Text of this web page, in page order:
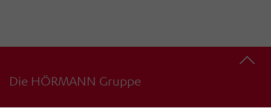
Die HÖRMANN Gruppe